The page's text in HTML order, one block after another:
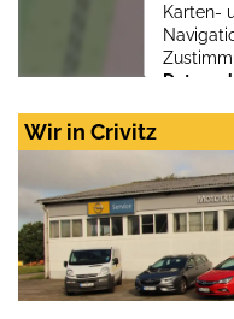
Karten-
Wir in Crivitz